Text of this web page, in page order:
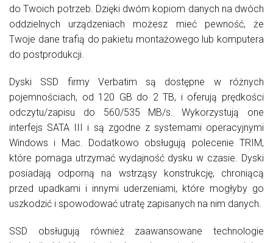
do Twoich potrzeb. Dzięki dwóm kopiom danych na dwóch
oddzielnych urządzeniach możesz mieć pewność, że
Twoje dane trafią do pakietu montażowego lub komputera
do postprodukcji.
Dyski SSD firmy Verbatim są dostępne w różnych
pojemnościach, od 120 GB do 2 TB, i oferują prędkości
odczytu/zapisu do 560/535 MB/s. Wykorzystują one
interfejs SATA III i są zgodne z systemami operacyjnymi
Windows i Mac. Dodatkowo obsługują polecenie TRIM,
które pomaga utrzymać wydajność dysku w czasie. Dyski
posiadają odporną na wstrząsy konstrukcję, chroniącą
przed upadkami i innymi uderzeniami, które mogłyby go
uszkodzić i spowodować utratę zapisanych na nim danych.
SSD obsługują również zaawansowane technologie